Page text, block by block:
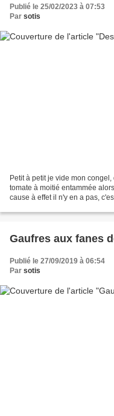
Publié le 25/02/2023 à 07:53
Par sotis
Petit à petit je vide mon
tomate à moitié entammée
cause à effet il n'y en a pas,
Gaufres aux fanes
Publié le 27/09/2019 à 06:54
Par sotis